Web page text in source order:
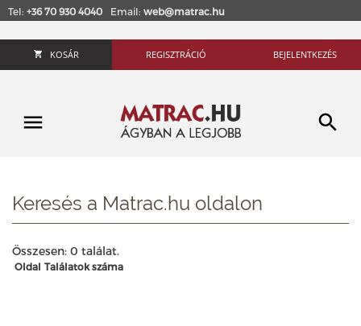
Tel: +36 70 930 4040 Email: web@matrac.hu
KOSÁR REGISZTRÁCIÓ BEJELENTKEZÉS
Keresés a Matrac.hu oldalon
Összesen: 0 találat.
Oldal Találatok száma